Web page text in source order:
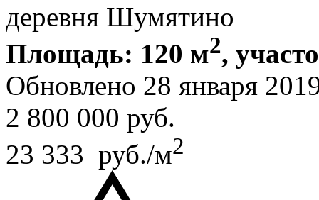
деревня Шумятино
Площадь: 120 м2,
Обновлено 28 января
2 800 000 руб.
23 333 руб./м2